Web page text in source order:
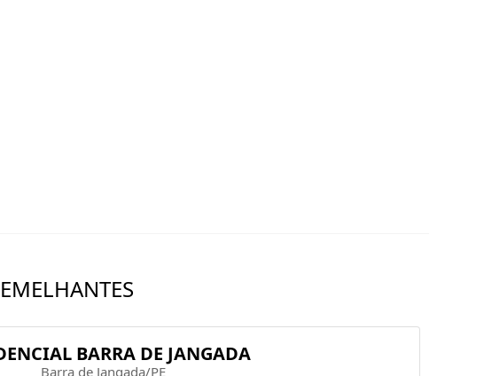
BARRA DE JANGADA
Barra de Jangada/PE